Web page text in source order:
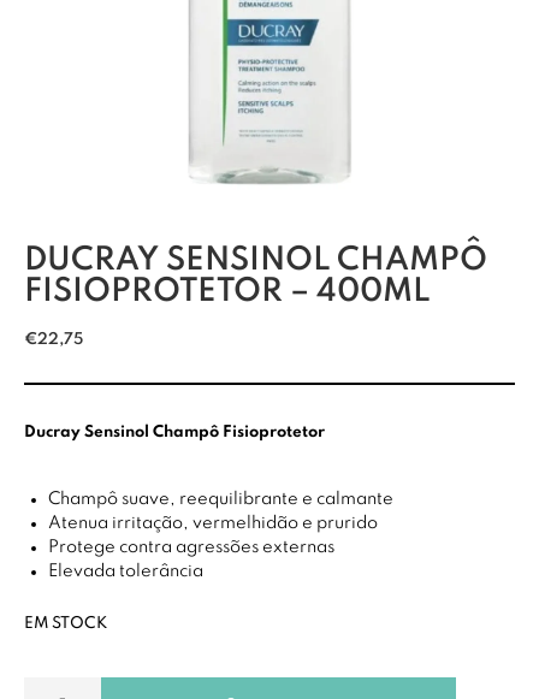
DUCRAY SENSINOL CHAMPÔ
FISIOPROTETOR – 400ML
€22,75
Ducray Sensinol Champô Fisioprotetor
Champô suave, reequilibrante e calmante
Atenua irritação, vermelhidão e prurido
Protege contra agressões externas
Elevada tolerância
EM STOCK